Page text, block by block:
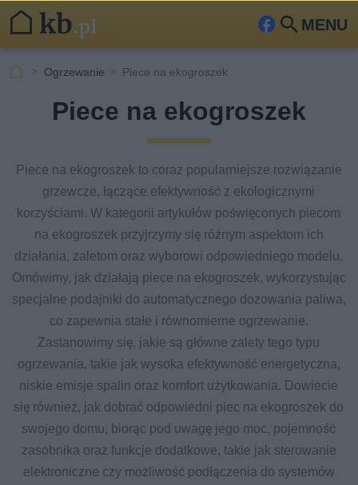
MENU
Fa Szu
Ogrzewanie Piece na ekogroszek
Piece na ekogroszek
Piece na ekogroszek to coraz popularniejsze rozwiązanie
grzewcze, łączące efektywność z ekologicznymi
korzyściami. W kategorii artykułów poświęconych piecom
na ekogroszek przyjrzymy się różnym aspektom ich
działania, zaletom oraz wyborowi odpowiedniego modelu.
Omówimy, jak działają piece na ekogroszek, wykorzystując
specjalne podajniki do automatycznego dozowania paliwa,
co zapewnia stałe i równomierne ogrzewanie.
Zastanowimy się, jakie są główne zalety tego typu
ogrzewania, takie jak wysoka efektywność energetyczna,
niskie emisje spalin oraz komfort użytkowania. Dowiecie
się również, jak dobrać odpowiedni piec na ekogroszek do
swojego domu, biorąc pod uwagę jego moc, pojemność
zasobnika oraz funkcje dodatkowe, takie jak sterowanie
elektroniczne czy możliwość podłączenia do systemów